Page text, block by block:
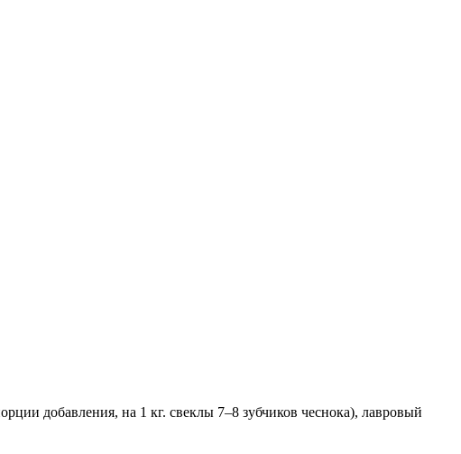
добавления, на 1 кг. свеклы 7–8 зубчиков чеснока), лавровый